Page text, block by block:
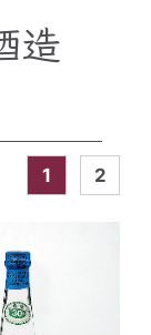
造
1 2